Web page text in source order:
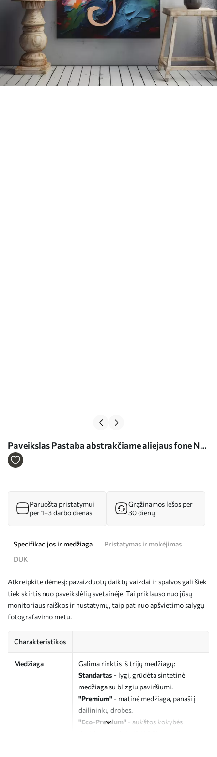
Paveikslas Pastaba abstrakčiame aliejaus fone Nr
s39373
Paruošta pristatymui
per 1–3 darbo dienas
Grąžinamos lėšos per
30 dienų
Specifikacijos ir medžiaga
Pristatymas ir mokėjimas
DUK
Atkreipkite dėmesį: pavaizduotų daiktų vaizdai ir spalvos gali šiek
tiek skirtis nuo paveikslėlių svetainėje. Tai priklauso nuo jūsų
monitoriaus raiškos ir nustatymų, taip pat nuo apšvietimo sąlygų
fotografavimo metu.
Charakteristikos
Medžiaga
Galima rinktis iš trijų medžiagų:
Standartas - lygi, grūdėta sintetinė
medžiaga su blizgiu paviršiumi.
"Premium" - matinė medžiaga, panaši į
dailininkų drobes.
"Eco-Premium" - aukštos kokybės